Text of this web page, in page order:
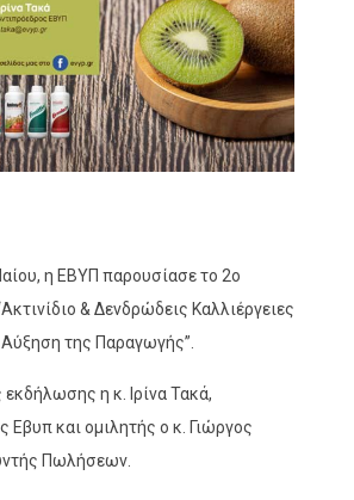
η ΕΒΥΠ παρουσίασε το 2ο
& Δενδρώδεις Καλλιέργειες
της Παραγωγής”.
εκδήλωσης η κ. Ιρίνα Τακά,
Εβυπ και ομιλητής ο κ. Γιώργος
Πωλήσεων.